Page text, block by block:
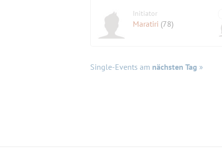
Initiator
Maratiri (78)
Single-Events am nächsten Tag »